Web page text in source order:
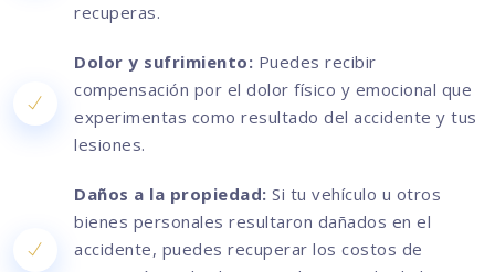
recuperas.
Dolor y sufrimiento: Puedes recibir
compensación por el dolor físico y emocional que
experimentas como resultado del accidente y tus
lesiones.
Daños a la propiedad: Si tu vehículo u otros
bienes personales resultaron dañados en el
accidente, puedes recuperar los costos de